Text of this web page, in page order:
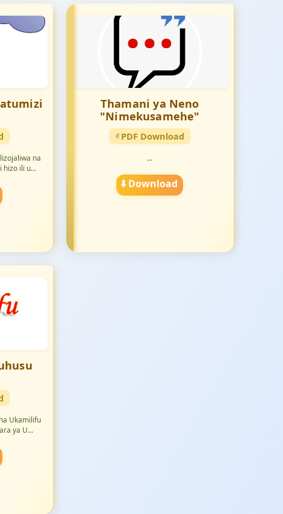
na
hizo ili u...
Thamani ya Neno
"Nimekusamehe"
PDF Download
...
⬇️ Download
Ukamilifu
ya U...